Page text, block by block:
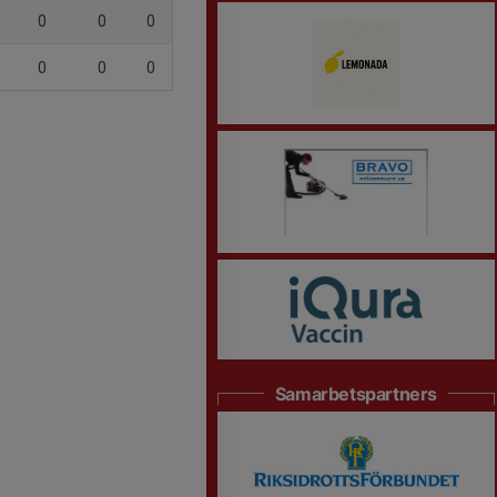
0 0 0
0 0 0
Samarbetspartners